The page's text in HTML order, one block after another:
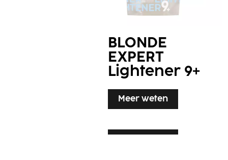
BLONDE
EXPERT
Lightener 9+
Meer weten